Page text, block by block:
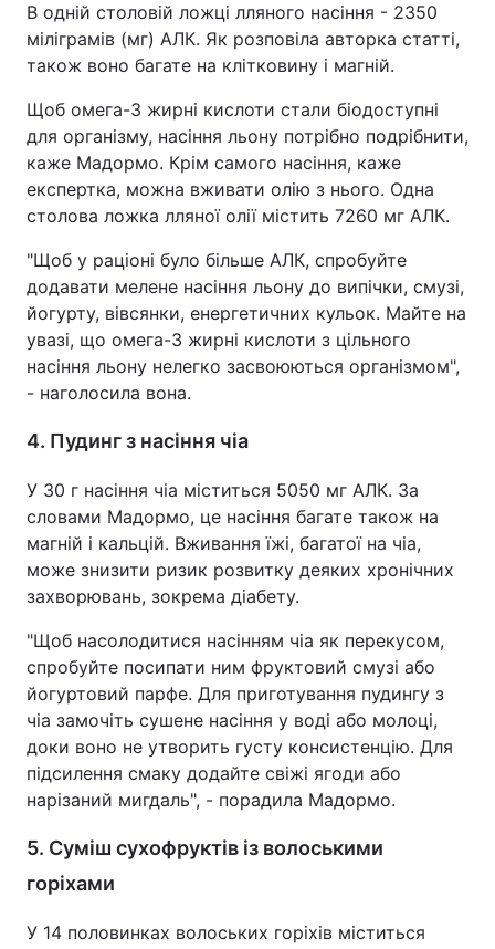
В одній столовій ложці лляного насіння - 2350
міліграмів (мг) АЛК. Як розповіла авторка статті,
також воно багате на клітковину і магній.
Щоб омега-3 жирні кислоти стали біодоступні
для організму, насіння льону потрібно подрібнити,
каже Мадормо. Крім самого насіння, каже
експертка, можна вживати олію з нього. Одна
столова ложка лляної олії містить 7260 мг АЛК.
"Щоб у раціоні було більше АЛК, спробуйте
додавати мелене насіння льону до випічки, смузі,
йогурту, вівсянки, енергетичних кульок. Майте на
увазі, що омега-3 жирні кислоти з цільного
насіння льону нелегко засвоюються організмом",
- наголосила вона.
4. Пудинг з насіння чіа
У 30 г насіння чіа міститься 5050 мг АЛК. За
словами Мадормо, це насіння багате також на
магній і кальцій. Вживання їжі, багатої на чіа,
може знизити ризик розвитку деяких хронічних
захворювань, зокрема діабету.
"Щоб насолодитися насінням чіа як перекусом,
спробуйте посипати ним фруктовий смузі або
йогуртовий парфе. Для приготування пудингу з
чіа замочіть сушене насіння у воді або молоці,
доки воно не утворить густу консистенцію. Для
підсилення смаку додайте свіжі ягоди або
нарізаний мигдаль", - порадила Мадормо.
5. Суміш сухофруктів із волоськими
горіхами
У 14 половинках волоських горіхів міститься